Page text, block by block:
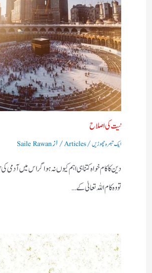
نیت کی اصلاح
ایک تبصرہ چھوڑیں/
Articles/ ازSaile Rawan
دین کا کام خواہ کتنا ہی اہم کیوں نہ ہو اگر اس میں
تو وہ کام اللہ تعالیٰ کے…